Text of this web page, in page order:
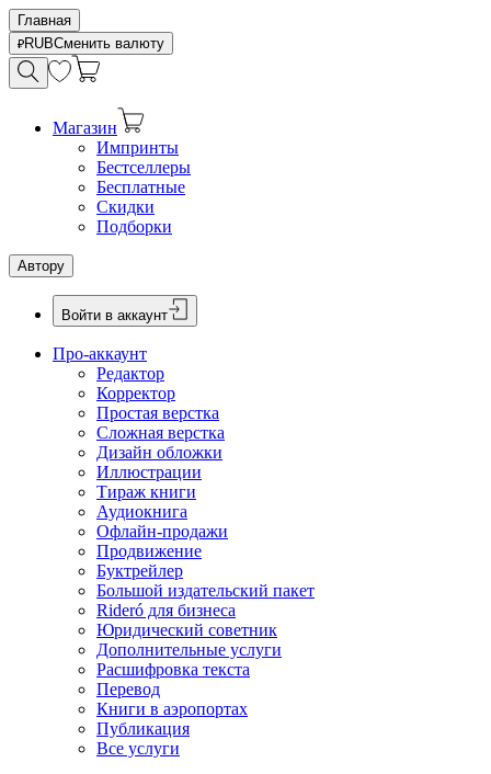
Главная
RUBСменить валюту
Магазин
Импринты
Бестселлеры
Бесплатные
Скидки
Подборки
Автору
Войти в аккаунт
Про-аккаунт
Редактор
Корректор
Простая верстка
Сложная верстка
Дизайн обложки
Иллюстрации
Тираж книги
Аудиокнига
Офлайн-продажи
Продвижение
Буктрейлер
Большой издательский пакет
Rideró для бизнеса
Юридический советник
Дополнительные услуги
Расшифровка текста
Перевод
Книги в аэропортах
Публикация
Все услуги